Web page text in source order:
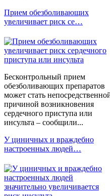
Прием обезболивающих
увеличивает риск се…
Бесконтрольный прием
обезболивающих препаратов
может стать
причиной возникновения
сердечного приступа или
инсульта – сообщили...
У циничных и враждебно
настроенных людей…